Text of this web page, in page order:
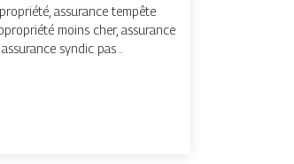
assurance tempête
moins cher, assurance
syndic pas ..